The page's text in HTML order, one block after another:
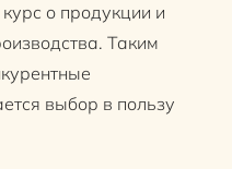
о продукции и
Таким
выбор в пользу